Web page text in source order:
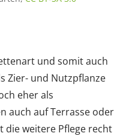
und somit auch
Zier- und Nutzpflanze
eher als
auch auf Terrasse oder
die weitere Pflege recht